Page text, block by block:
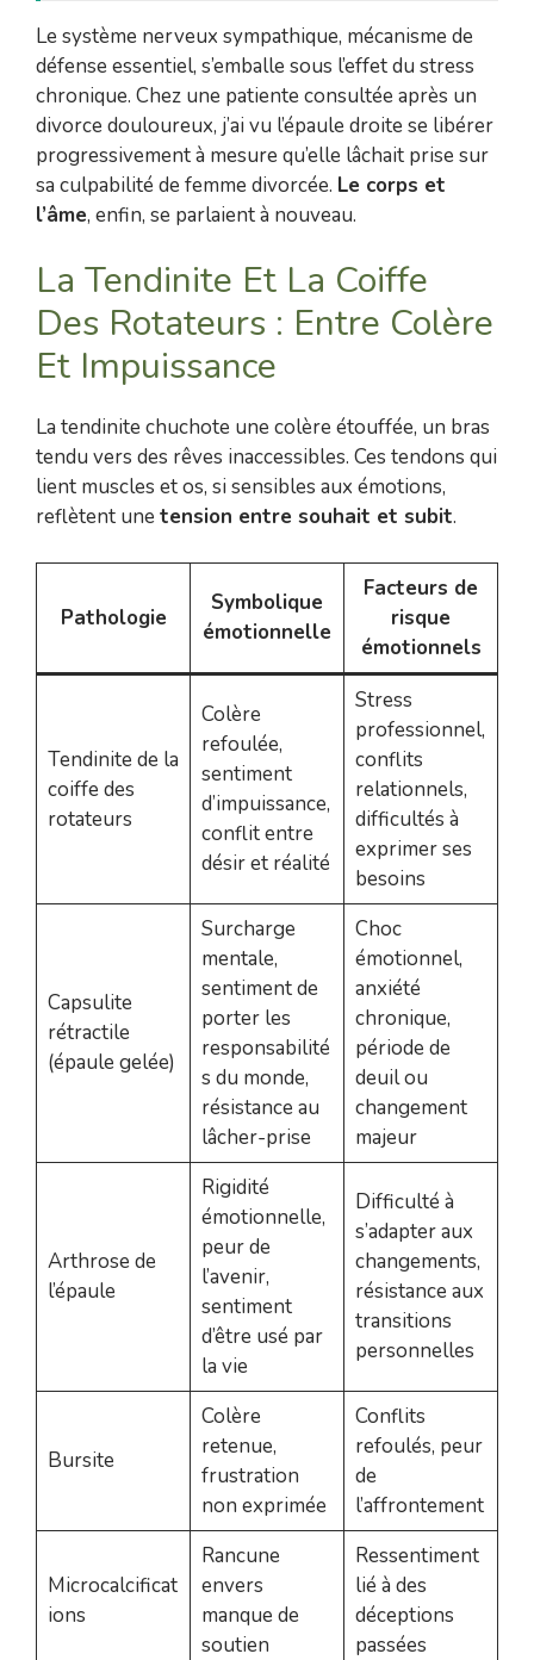
Le système nerveux sympathique, mécanisme de
défense essentiel, s’emballe sous l’effet du stress
chronique. Chez une patiente consultée après un
divorce douloureux, j’ai vu l’épaule droite se libérer
progressivement à mesure qu’elle lâchait prise sur
sa culpabilité de femme divorcée. Le corps et
l’âme, enfin, se parlaient à nouveau.
La Tendinite Et La Coiffe
Des Rotateurs : Entre Colère
Et Impuissance
La tendinite chuchote une colère étouffée, un bras
tendu vers des rêves inaccessibles. Ces tendons qui
lient muscles et os, si sensibles aux émotions,
reflètent une tension entre souhait et subit.
Pathologie
Symbolique
émotionnelle
Facteurs de
risque
émotionnels
Tendinite de la
coiffe des
rotateurs
Colère
refoulée,
sentiment
d’impuissance,
conflit entre
désir et réalité
Stress
professionnel,
conflits
relationnels,
difficultés à
exprimer ses
besoins
Capsulite
rétractile
(épaule gelée)
Surcharge
mentale,
sentiment de
porter les
responsabilité
s du monde,
résistance au
lâcher-prise
Choc
émotionnel,
anxiété
chronique,
période de
deuil ou
changement
majeur
Arthrose de
l’épaule
Rigidité
émotionnelle,
peur de
l’avenir,
sentiment
d’être usé par
la vie
Difficulté à
s’adapter aux
changements,
résistance aux
transitions
personnelles
Bursite
Colère
retenue,
frustration
non exprimée
Conflits
refoulés, peur
de
l’affrontement
Microcalcificat
ions
Rancune
envers
manque de
soutien
Ressentiment
lié à des
déceptions
passées